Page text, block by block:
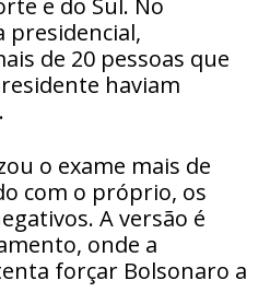
e do Sul. No
presidencial,
de 20 pessoas que
haviam
o exame mais de
com o próprio, os
A versão é
onde a
forçar Bolsonaro a